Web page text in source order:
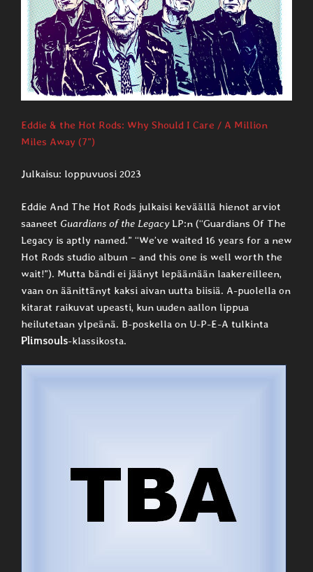
Eddie & the Hot Rods: Why Should I Care / A Million
Miles Away (7”)
Julkaisu: loppuvuosi 2023
Eddie And The Hot Rods julkaisi keväällä hienot arviot
saaneet Guardians of the LegacyLP:n (“Guardians Of The
Legacy is aptly named.” “We’ve waited 16 years for a new
Hot Rods studio album – and this one is well worth the
wait!”). Mutta bändi ei jäänyt lepäämään laakereilleen,
vaan on äänittänyt kaksi aivan uutta biisiä. A-puolella on
kitarat raikuvat upeasti, kun uuden aallon lippua
heilutetaan ylpeänä. B-poskella on U-P-E-A tulkinta
Plimsouls-klassikosta.